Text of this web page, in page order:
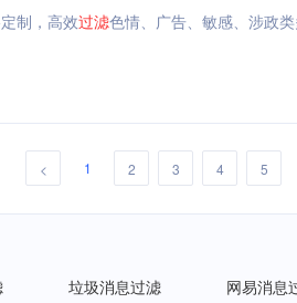
制，高效过滤色情、广告、敏感、涉政
< 1 2 3 4 5
垃圾消息过滤 网易消息